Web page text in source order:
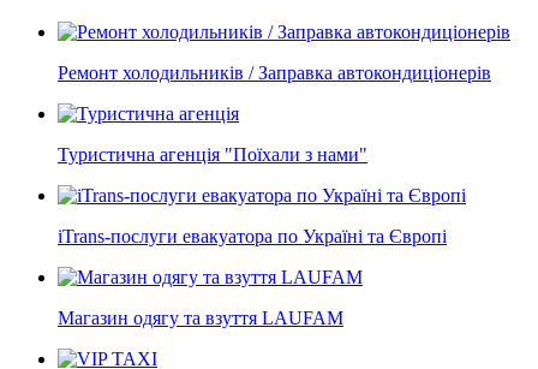
Ремонт холодильників / Заправка автокондиціонерів
Туристична агенція "Поїхали з нами"
iTrans-послуги евакуатора по Україні та Європі
Магазин одягу та взуття LAUFAM